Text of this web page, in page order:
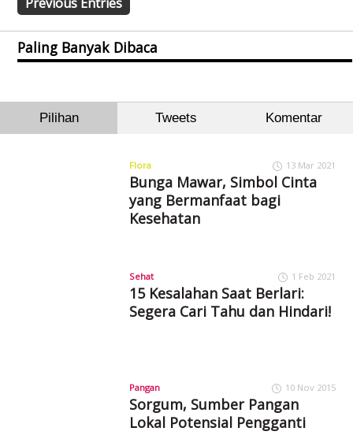
Paling Banyak Dibaca
Pilihan Tweets Komentar
Flora 13 Mar 2021
Bunga Mawar, Simbol Cinta
yang Bermanfaat bagi
Kesehatan
Sehat 1 Feb 2021
15 Kesalahan Saat Berlari:
Segera Cari Tahu dan Hindari!
Pangan 10 Nov 2015
Sorgum, Sumber Pangan
Lokal Potensial Pengganti